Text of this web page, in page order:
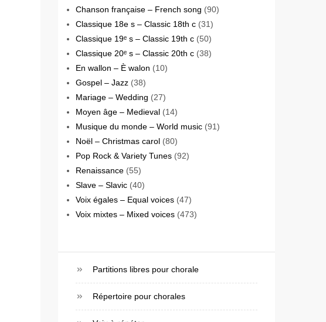
Chanson française – French song (90)
Classique 18e s – Classic 18th c (31)
Classique 19ᵉ s – Classic 19th c (50)
Classique 20ᵉ s – Classic 20th c (38)
En wallon – È walon (10)
Gospel – Jazz (38)
Mariage – Wedding (27)
Moyen âge – Medieval (14)
Musique du monde – World music (91)
Noël – Christmas carol (80)
Pop Rock & Variety Tunes (92)
Renaissance (55)
Slave – Slavic (40)
Voix égales – Equal voices (47)
Voix mixtes – Mixed voices (473)
Partitions libres pour chorale
Répertoire pour chorales